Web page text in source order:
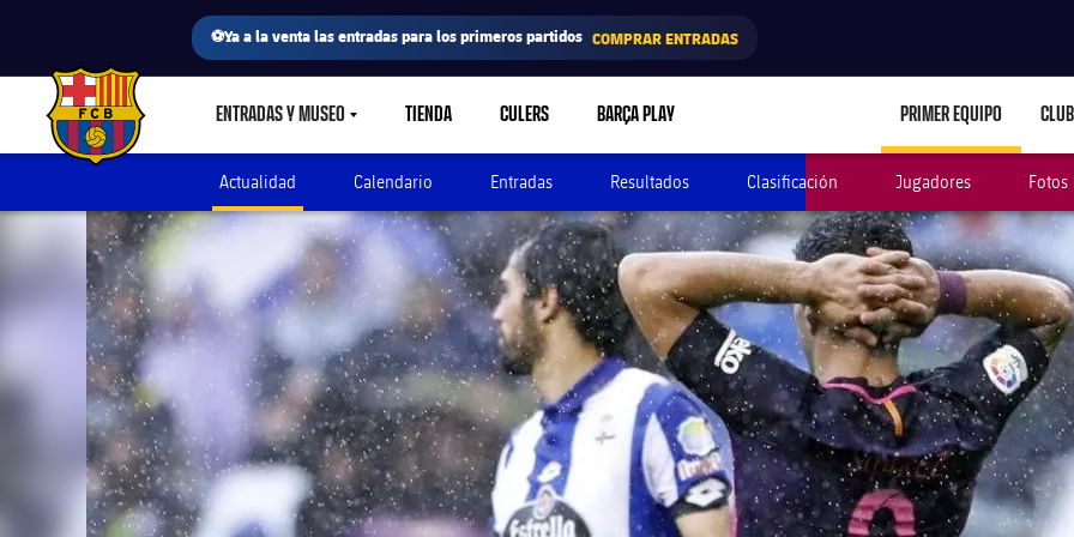
⚽Ya a la venta las entradas para los primeros partidos COMPRAR ENTRADAS
FC Barcelona club badge ENTRADAS Y MUSEOLABEL.SHARE.CARETDOWN
TIENDA CULERS BARÇA PLAY PRIMER EQUIPO CLUB
Actualidad Calendario Entradas Resultados Clasificación Jugadores Fotos